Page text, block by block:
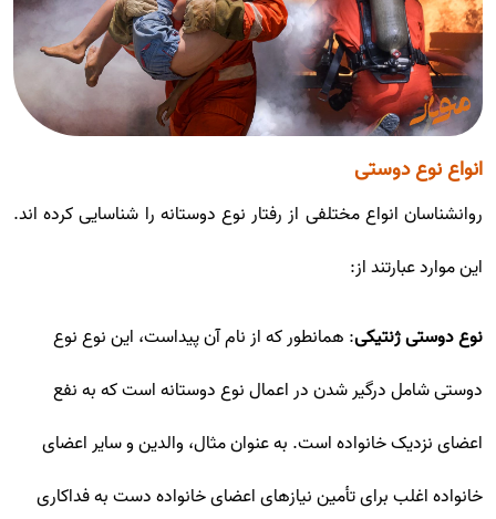
انواع نوع دوستی
روانشناسان انواع مختلفی از رفتار نوع دوستانه را شناسایی کرده اند.
این موارد عبارتند از:
نوع دوستی ژنتیکی: همانطور که از نام آن پیداست، این نوع نوع
دوستی شامل درگیر شدن در اعمال نوع دوستانه است که به نفع
اعضای نزدیک خانواده است. به عنوان مثال، والدین و سایر اعضای
خانواده اغلب برای تأمین نیازهای اعضای خانواده دست به فداکاری